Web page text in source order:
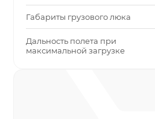
Габариты грузового люка
Дальность полета при
максимальной загрузке